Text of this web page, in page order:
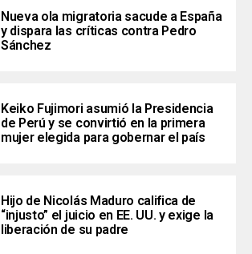
Nueva ola migratoria sacude a España
y dispara las críticas contra Pedro
Sánchez
Keiko Fujimori asumió la Presidencia
de Perú y se convirtió en la primera
mujer elegida para gobernar el país
Hijo de Nicolás Maduro califica de
“injusto” el juicio en EE. UU. y exige la
liberación de su padre